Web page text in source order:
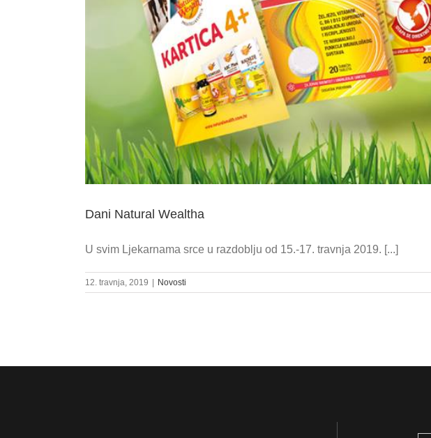
Dani Natural Wealtha
U svim Ljekarnama srce u razdoblju od 15.-17. travnja 2019. [...]
12. travnja, 2019 Novosti